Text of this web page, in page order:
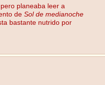
planeaba leer a
de Sol de medianoche
bastante nutrido por